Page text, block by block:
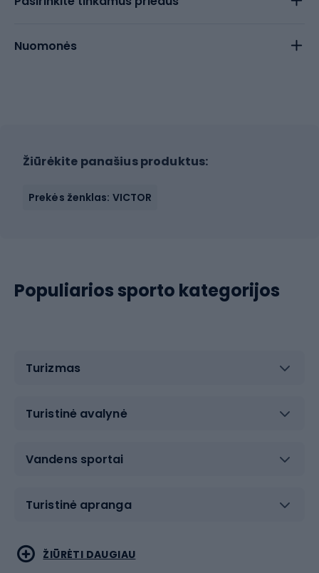
Nuomonės
Žiūrėkite panašius produktus:
Prekės ženklas: VICTOR
Populiarios sporto kategorijos
Turizmas
Turistinė avalynė
Vandens sportai
Turistinė apranga
Bėgimas
Koviniai sportai
ŽIŪRĖTI DAUGIAU